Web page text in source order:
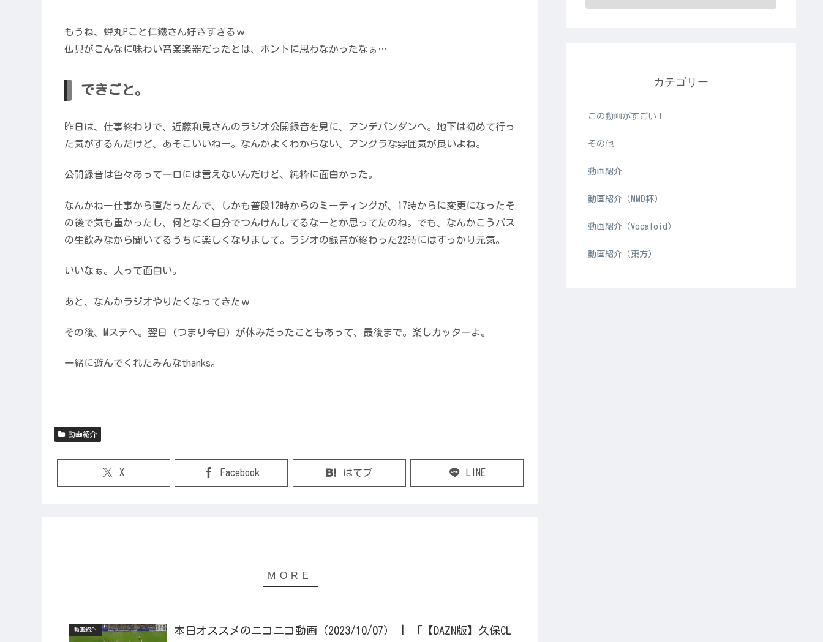
もうね、蝉丸Pこと仁鐵さん好きすぎるｗ
仏具がこんなに味わい音楽楽器だったとは、ホントに思わなかったなぁ…
できごと。
昨日は、仕事終わりで、近藤和見さんのラジオ公開録音を見に、アンデパンダンへ。地下は初めて行っ
た気がするんだけど、あそこいいねー。なんかよくわからない、アングラな雰囲気が良いよね。
公開録音は色々あって一口には言えないんだけど、純粋に面白かった。
なんかねー仕事から直だったんで、しかも普段12時からのミーティングが、17時からに変更になったそ
の後で気も重かったし、何となく自分でつんけんしてるなーとか思ってたのね。でも、なんかこうバス
の生飲みながら聞いてるうちに楽しくなりまして。ラジオの録音が終わった22時にはすっかり元気。
いいなぁ。人って面白い。
あと、なんかラジオやりたくなってきたｗ
その後、Mステへ。翌日（つまり今日）が休みだったこともあって、最後まで。楽しカッターよ。
一緒に遊んでくれたみんなthanks。
動画紹介
X Facebook はてブ LINE
動画紹介
本日オススメのニコニコ動画（2023/10/07） | 「【DAZN版】久保CL
カテゴリー
この動画がすごい！
その他
動画紹介
動画紹介（MMD杯）
動画紹介（Vocaloid）
動画紹介（東方）